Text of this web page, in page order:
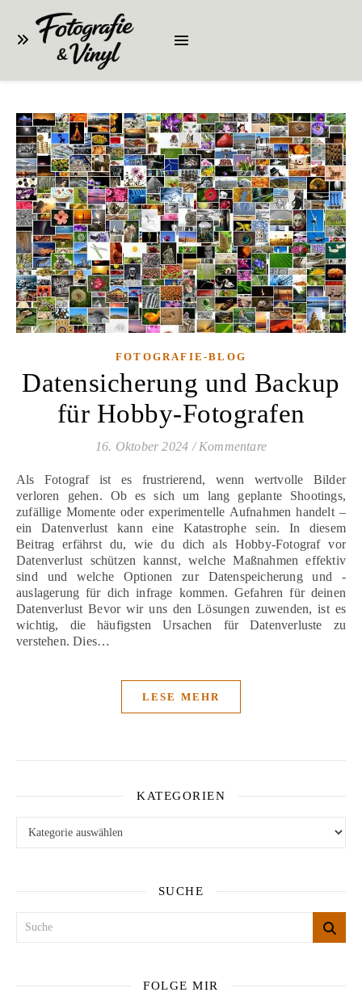
FOTOGRAFIE-BLOG
Datensicherung und Backup
für Hobby-Fotografen
16. Oktober 2024 / Kommentare
Als Fotograf ist es frustrierend, wenn wertvolle Bilder
verloren gehen. Ob es sich um lang geplante Shootings,
zufällige Momente oder experimentelle Aufnahmen handelt –
ein Datenverlust kann eine Katastrophe sein. In diesem
Beitrag erfährst du, wie du dich als Hobby-Fotograf vor
Datenverlust schützen kannst, welche Maßnahmen effektiv
sind und welche Optionen zur Datenspeicherung und -
auslagerung für dich infrage kommen. Gefahren für deinen
Datenverlust Bevor wir uns den Lösungen zuwenden, ist es
wichtig, die häufigsten Ursachen für Datenverluste zu
verstehen. Dies…
LESE MEHR
KATEGORIEN
SUCHE
FOLGE MIR